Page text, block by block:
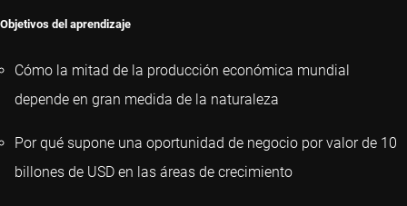
Objetivos del aprendizaje
Cómo la mitad de la producción económica mundial
depende en gran medida de la naturaleza
Por qué supone una oportunidad de negocio por valor de 10
billones de USD en las áreas de crecimiento